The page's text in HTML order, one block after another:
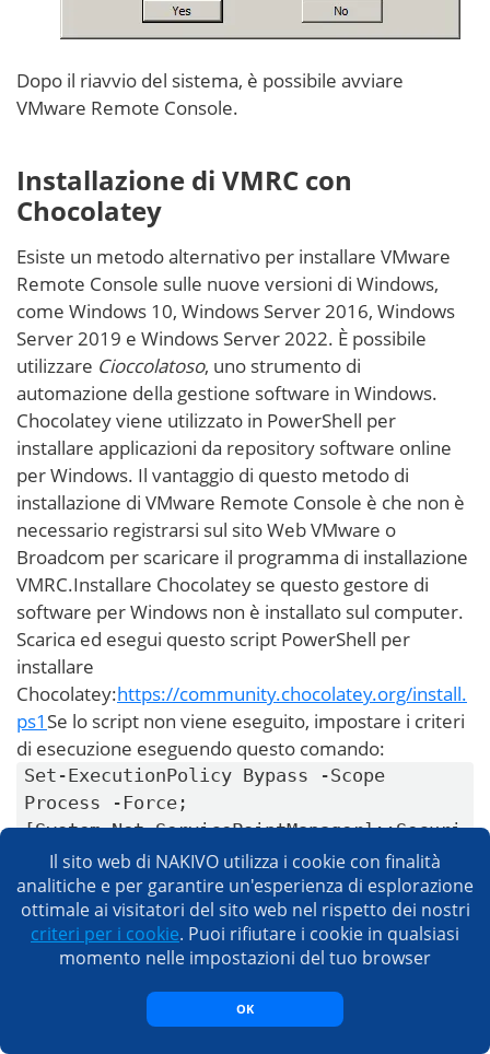
Dopo il riavvio del sistema, è possibile avviare
VMware Remote Console.
Installazione di VMRC con
Chocolatey
Esiste un metodo alternativo per installare VMware
Remote Console sulle nuove versioni di Windows,
come Windows 10, Windows Server 2016, Windows
Server 2019 e Windows Server 2022. È possibile
utilizzare Cioccolatoso, uno strumento di
automazione della gestione software in Windows.
Chocolatey viene utilizzato in PowerShell per
installare applicazioni da repository software online
per Windows. Il vantaggio di questo metodo di
installazione di VMware Remote Console è che non è
necessario registrarsi sul sito Web VMware o
Broadcom per scaricare il programma di installazione
VMRC.Installare Chocolatey se questo gestore di
software per Windows non è installato sul computer.
Scarica ed esegui questo script PowerShell per
installare
Chocolatey:https://community.chocolatey.org/install.
ps1 Se lo script non viene eseguito, impostare i criteri
di esecuzione eseguendo questo comando:
Set-ExecutionPolicy Bypass -Scope
Process -Force;
[System.Net.ServicePointManager]::Securi
tyProtocol =
[System.Net.ServicePointManager]::Securi
tyProtocol -bor 3072; iex ((New-Object
System.Net.WebClient).DownloadString('ht
tps://community.chocolatey.org/install.ps1'))
Utilizza il comando senza la definizione della versione
per installare l’ultima versione disponibile di VMRC:
Il sito web di NAKIVO utilizza i cookie con finalità
analitiche e per garantire un'esperienza di esplorazione
ottimale ai visitatori del sito web nel rispetto dei nostri
criteri per i cookie. Puoi rifiutare i cookie in qualsiasi
momento nelle impostazioni del tuo browser
OK